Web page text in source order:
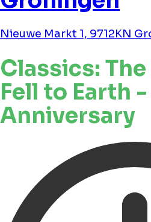
Nieuwe Markt 1, 9712KN
Classics:
Fell to Earth
Anniversary